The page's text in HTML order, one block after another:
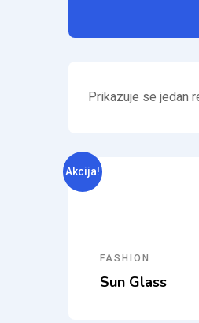
Prikazuje se jedan
Akcija!
FASHION
Sun Glass